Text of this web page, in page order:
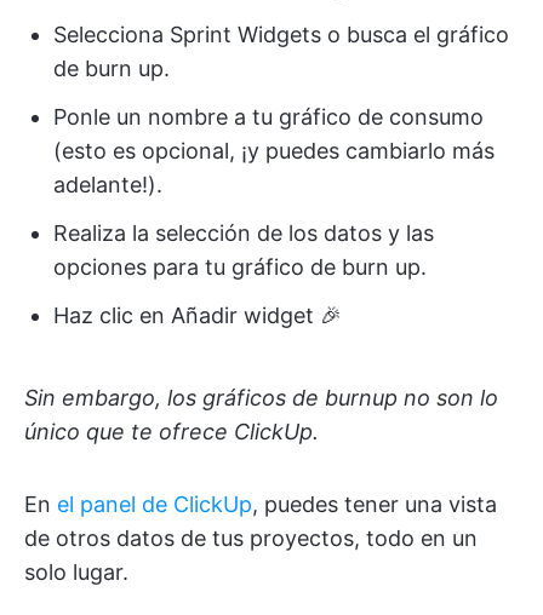
Selecciona Sprint Widgets o busca el gráfico
de burn up.
Ponle un nombre a tu gráfico de consumo
(esto es opcional, ¡y puedes cambiarlo más
adelante!).
Realiza la selección de los datos y las
opciones para tu gráfico de burn up.
Haz clic en Añadir widget 🎉
Sin embargo, los gráficos de burnup no son lo
único que te ofrece ClickUp.
En el panel de ClickUp, puedes tener una vista
de otros datos de tus proyectos, todo en un
solo lugar.